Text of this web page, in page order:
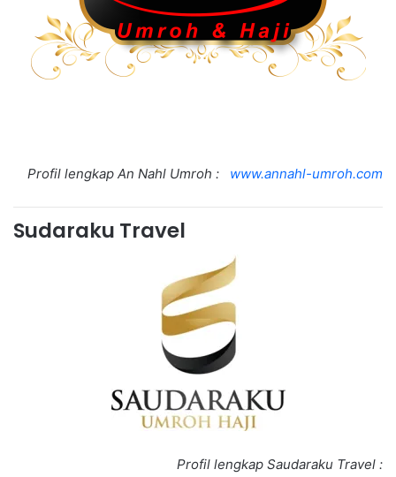
Profil lengkap An Nahl Umroh : www.annahl-umroh.com
Sudaraku Travel
Profil lengkap Saudaraku Travel :